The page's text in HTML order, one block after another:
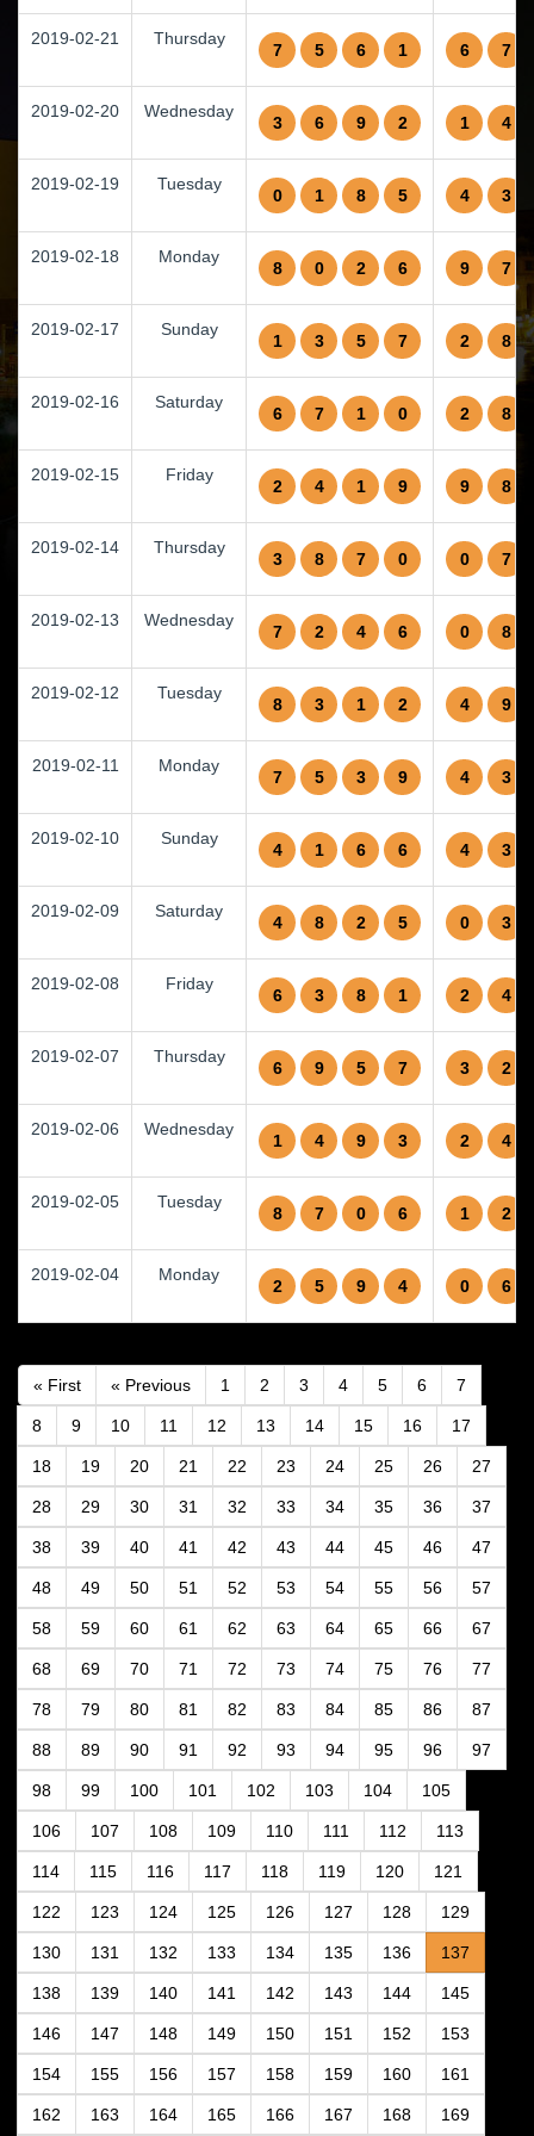
2019-02-21 Thursday
7 5 6 1 6 7
2019-02-20 Wednesday
3 6 9 2 1 4
2019-02-19 Tuesday
0 1 8 5 4 3
2019-02-18 Monday
8 0 2 6 9 7
2019-02-17 Sunday
1 3 5 7 2 8
2019-02-16 Saturday
6 7 1 0 2 8
2019-02-15 Friday
2 4 1 9 9 8
2019-02-14 Thursday
3 8 7 0 0 7
2019-02-13 Wednesday
7 2 4 6 0 8
2019-02-12 Tuesday
8 3 1 2 4 9
2019-02-11 Monday
7 5 3 9 4 3
2019-02-10 Sunday
4 1 6 6 4 3
2019-02-09 Saturday
4 8 2 5 0 3
2019-02-08 Friday
6 3 8 1 2 4
2019-02-07 Thursday
6 9 5 7 3 2
2019-02-06 Wednesday
1 4 9 3 2 4
2019-02-05 Tuesday
8 7 0 6 1 2
2019-02-04 Monday
2 5 9 4 0 6
« First « Previous 1 2 3 4 5 6 7
8 9 10 11 12 13 14 15 16 17
18 19 20 21 22 23 24 25 26 27
28 29 30 31 32 33 34 35 36 37
38 39 40 41 42 43 44 45 46 47
48 49 50 51 52 53 54 55 56 57
58 59 60 61 62 63 64 65 66 67
68 69 70 71 72 73 74 75 76 77
78 79 80 81 82 83 84 85 86 87
88 89 90 91 92 93 94 95 96 97
98 99 100 101 102 103 104 105
106 107 108 109 110 111 112 113
114 115 116 117 118 119 120 121
122 123 124 125 126 127 128 129
130 131 132 133 134 135 136 137
138 139 140 141 142 143 144 145
146 147 148 149 150 151 152 153
154 155 156 157 158 159 160 161
162 163 164 165 166 167 168 169